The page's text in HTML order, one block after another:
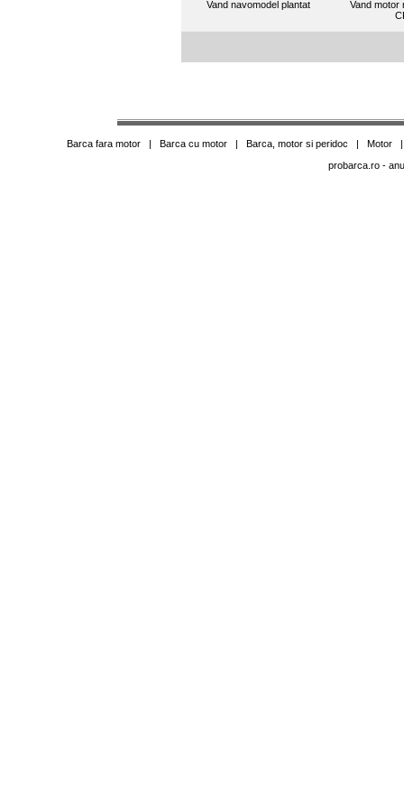
Vand navomodel plantat
Vand motor
Barca fara motor| Barca cu motor| Barca, motor si peridoc | Motor
probarca.ro-